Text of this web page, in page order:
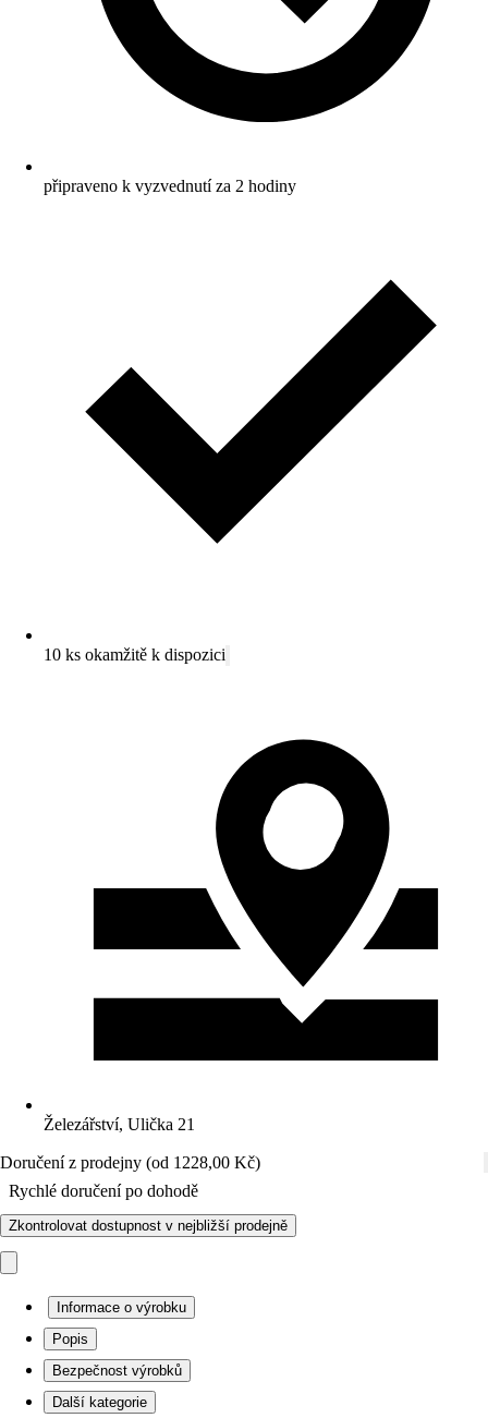
připraveno k vyzvednutí za 2 hodiny
10 ks okamžitě k dispozici
Železářství, Ulička 21
Doručení z prodejny (od 1228,00 Kč)
Rychlé doručení po dohodě
Zkontrolovat dostupnost v nejbližší prodejně
Informace o výrobku
Popis
Bezpečnost výrobků
Další kategorie